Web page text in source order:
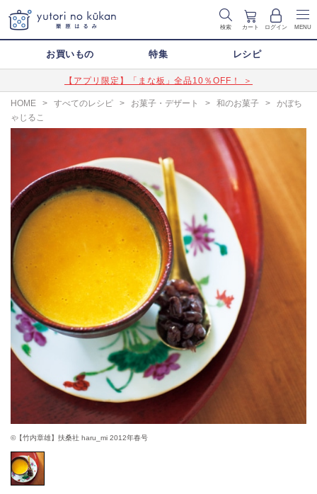
検索 カート ログイン MENU
お買いもの 特集 レシピ
【アプリ限定】「まな板」全品10％OFF！ ＞
HOME > すべてのレシピ > お菓子・デザート > 和のお菓子 >
かぼち
ゃじるこ
©【竹内章雄】扶桑社 haru_mi 2012年春号